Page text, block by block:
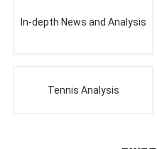
In-depth News and Analysis
Tennis Analysis